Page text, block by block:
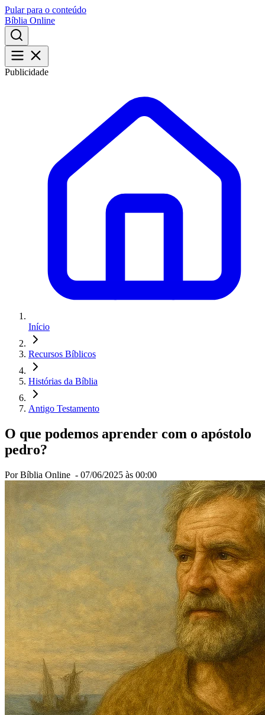
Pular para o conteúdo
Bíblia Online
Publicidade
Início
Recursos Bíblicos
Histórias da Bíblia
Antigo Testamento
O que podemos aprender com o apóstolo
pedro?
Por Bíblia Online - 07/06/2025 às 00:00